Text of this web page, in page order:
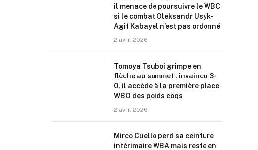
il menace de poursuivre le WBC
si le combat Oleksandr Usyk-
Agit Kabayel n’est pas ordonné
2 avril 2026
Tomoya Tsuboi grimpe en
flèche au sommet : invaincu 3-
0, il accède à la première place
WBO des poids coqs
2 avril 2026
Mirco Cuello perd sa ceinture
intérimaire WBA mais reste en